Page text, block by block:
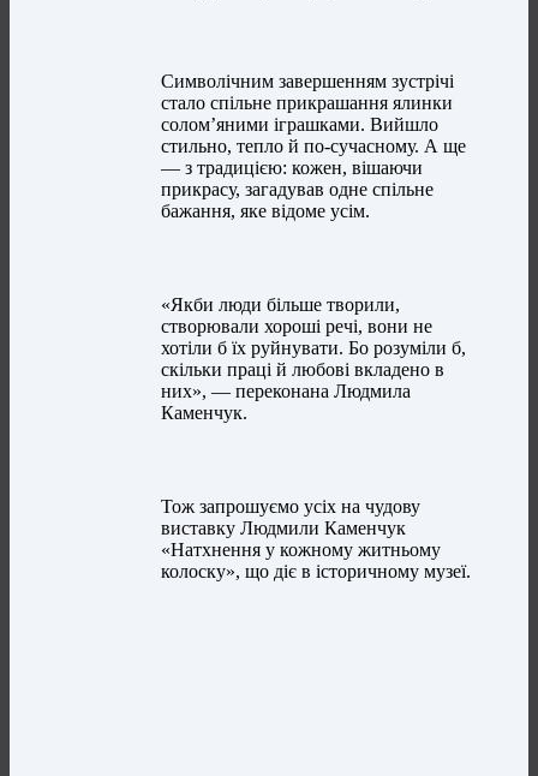
Символічним завершенням зустрічі
стало спільне прикрашання ялинки
солом’яними іграшками. Вийшло
стильно, тепло й по-сучасному. А ще
— з традицією: кожен, вішаючи
прикрасу, загадував одне спільне
бажання, яке відоме усім.
«Якби люди більше творили,
створювали хороші речі, вони не
хотіли б їх руйнувати. Бо розуміли б,
скільки праці й любові вкладено в
них», — переконана Людмила
Каменчук.
Тож запрошуємо усіх на чудову
виставку Людмили Каменчук
«Натхнення у кожному житньому
колоску», що діє в історичному музеї.